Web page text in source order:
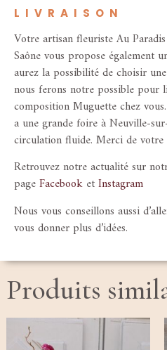
LIVRAISON
Votre artisan fleuriste Au
Saône vous propose également
aurez la possibilité de choisir
nous ferons notre possible pour
composition Muguette chez
a une grande foire à Neuville-
circulation fluide. Merci de votre
Retrouvez notre actualité sur
pageFacebook etInstagram
Nous vous conseillons aussi
vous donner plus d’idées.
Produits